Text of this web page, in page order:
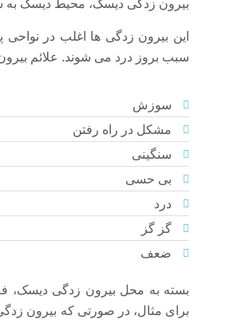
بیرون زدگی دیسک، محیط دیسک به
این بیرون زدگی ها اغلب در
سبب بروز درد می شوند. علائم
سوزش
مشکل در راه رفتن
سنگینی
بی حسی
درد
گز گز
ضعف
بسته به محل بیرون زدگی دیسک،
برای مثال، در صورتی که بیرون